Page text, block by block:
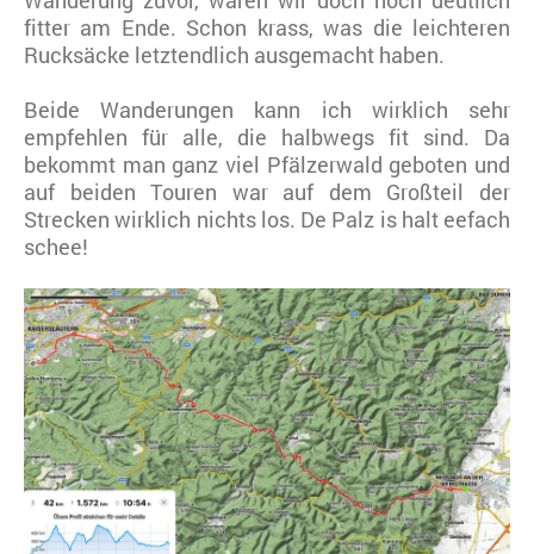
fitter am Ende. Schon krass, was die leichteren
Rucksäcke letztendlich ausgemacht haben.
Beide Wanderungen kann ich wirklich sehr
empfehlen für alle, die halbwegs fit sind. Da
bekommt man ganz viel Pfälzerwald geboten und
auf beiden Touren war auf dem Großteil der
Strecken wirklich nichts los. De Palz is halt eefach
schee!